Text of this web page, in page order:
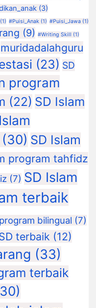
(3)
(1) #Puisi_Anak (1) #Puisi_Jawa (1)
(9) #Writing Skill (1)
muridadalahguru
(23) SD
program
(22) SD Islam
(30) SD Islam
program tahfidz
(7) SD Islam
terbaik
bilingual (7)
terbaik (12)
(33)
terbaik